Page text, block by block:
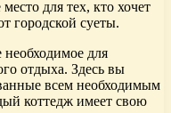
для тех, кто хочет
городской суеты.
необходимое для
отдыха. Здесь вы
всем необходимым
коттедж имеет свою